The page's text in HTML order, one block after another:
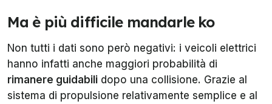
Ma è più difficile mandarle ko
Non tutti i dati sono però negativi: i veicoli elettrici
hanno infatti anche maggiori probabilità di
rimanere guidabili dopo una collisione. Grazie al
sistema di propulsione relativamente semplice e al